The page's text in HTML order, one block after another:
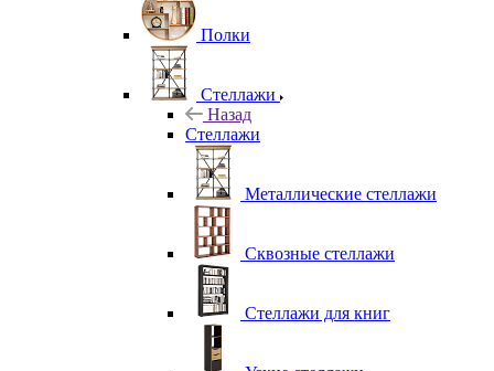
Полки
Стеллажи
Назад
Стеллажи
Металлические стеллажи
Сквозные стеллажи
Стеллажи для книг